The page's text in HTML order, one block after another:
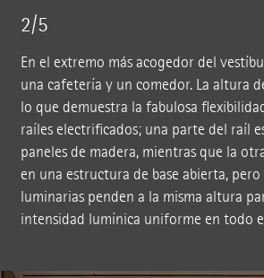
2/5
En el extremo más acogedor del
una cafetería y un comedor. La altura
lo que demuestra la fabulosa
raíles electrificados; una parte del raíl
paneles de madera, mientras que la
en una estructura de base abierta, pero
luminarias penden a la misma altura
intensidad lumínica uniforme en todo